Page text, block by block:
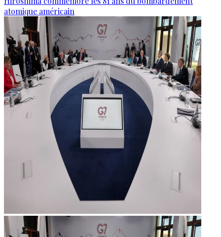
atomique américain